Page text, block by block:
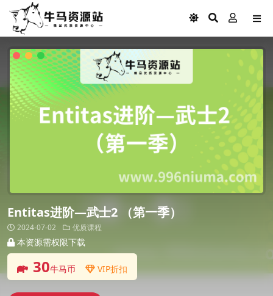
Entitas进阶—武士2 （第一季）
2024-07-02 优质课程
本资源需权限下载
30牛马币 VIP折扣